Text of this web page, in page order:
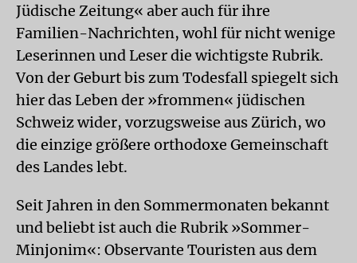
Jüdische Zeitung« aber auch für ihre
Familien-Nachrichten, wohl für nicht wenige
Leserinnen und Leser die wichtigste Rubrik.
Von der Geburt bis zum Todesfall spiegelt sich
hier das Leben der »frommen« jüdischen
Schweiz wider, vorzugsweise aus Zürich, wo
die einzige größere orthodoxe Gemeinschaft
des Landes lebt.
Seit Jahren in den Sommermonaten bekannt
und beliebt ist auch die Rubrik »Sommer-
Minjonim«: Observante Touristen aus dem